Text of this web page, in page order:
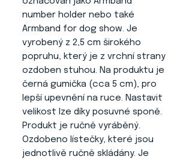
number holder nebo také
Armband for dog show. Je
vyrobený z 2,5 cm širokého
popruhu, který je z vrchní strany
ozdoben stuhou. Na produktu je
černá gumička (cca 5 cm), pro
lepší upevnění na ruce. Nastavit
velikost lze díky posuvné sponě.
Produkt je ručně vyráběný.
Ozdobeno lístečky, které jsou
jednotlivě ručně skládány. Je